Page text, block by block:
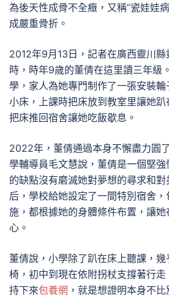
為後天性成骨不全癥，又稱“瓷娃娃
成嚴重骨折。
2012年9月13日，記者在廣西靈川
時，時年9歲的董倩在這里讀三年級
學，家人為她專門制作了一張安裝
小床，上課時把床放到教室里讓她
把床推回宿舍讓她吃飯歇息。
2022年，董倩通過本身不懈盡力圓
學輔導員毛文慧說，董倩是一個堅
的缺點沒有磨滅她對夢想的尋求和
后，學校給她設定了一間特別宿舍
施，都根據她的身體條件布置，讓
心。
董倩說，小學除了趴在床上聽課，
椅，初中到現在依附拐杖支撐著行
持下來包養網 ，就是想證明本身不